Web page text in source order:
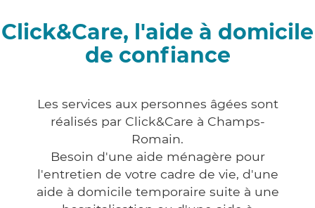
Click&Care, l'aide à domicile
de confiance
Les services aux personnes âgées sont
réalisés par Click&Care à Champs-
Romain.
Besoin d'une aide ménagère pour
l'entretien de votre cadre de vie, d'une
aide à domicile temporaire suite à une